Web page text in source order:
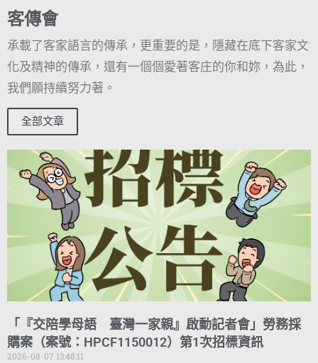
客傳會
承載了客家語言的傳承，更重要的是，隱藏在底下客家文
化及精神的傳承，還有一個個愛著客庄的你和妳，為此，
我們願持續努力著。
全部文章
「『交陪學母語 臺灣一家親』啟動記者會」勞務採
購案（案號：HPCF1150012）第1次招標資訊
2026-08-07 13:48:11